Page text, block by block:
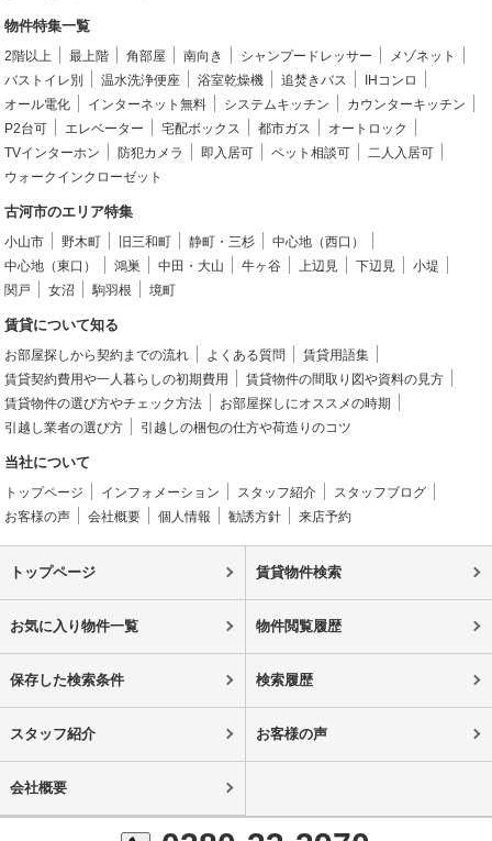
物件特集一覧
2階以上 最上階 角部屋 南向き シャンプードレッサー
メゾネット
バストイレ別
温水洗浄便座 浴室乾燥機 追焚きバス
IHコンロ
オール電化
インターネット無料 システムキッチン
カウンターキッチン
P2台可
エレベーター 宅配ボックス 都市ガス
オートロック
TVインターホン
防犯カメラ 即入居可 ペット相談可
二人入居可
ウォークインクローゼット
古河市のエリア特集
小山市 野木町 旧三和町 静町・三杉
中心地（西口）
中心地（東口）
鴻巣 中田・大山 牛ヶ谷 上辺見 下辺見
小堤
関戸
女沼 駒羽根 境町
賃貸について知る
お部屋探しから契約までの流れ よくある質問
賃貸用語集
賃貸契約費用や一人暮らしの初期費用
賃貸物件の間取り図や資料の見方
賃貸物件の選び方やチェック方法
お部屋探しにオススメの時期
引越し業者の選び方
引越しの梱包の仕方や荷造りのコツ
当社について
トップページ インフォメーション スタッフ紹介
スタッフブログ
お客様の声
会社概要 個人情報 勧誘方針 来店予約
トップページ 賃貸物件検索
お気に入り物件一覧 物件閲覧履歴
保存した検索条件 検索履歴
スタッフ紹介 お客様の声
会社概要